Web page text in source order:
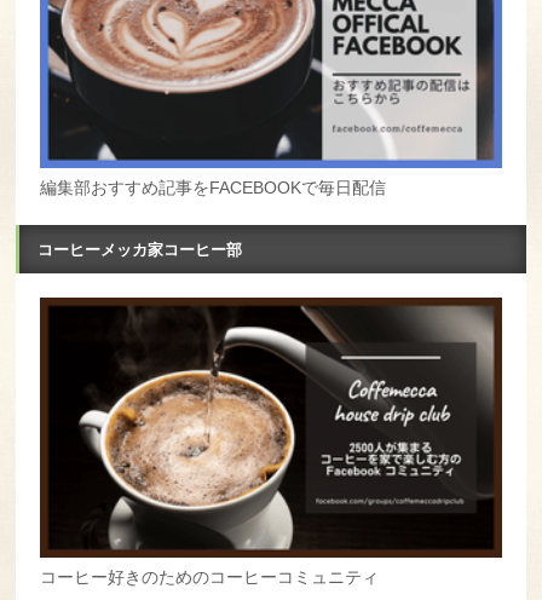
編集部おすすめ記事をFACEBOOKで毎日配信
コーヒーメッカ家コーヒー部
コーヒー好きのためのコーヒーコミュニティ